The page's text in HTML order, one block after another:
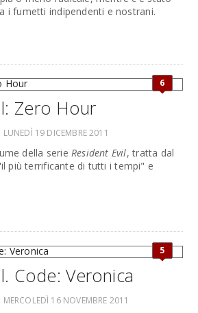
i fumetti indipendenti e nostrani.
6
Zero Hour
LUNEDÌ 19 DICEMBRE 2011
della serie Resident Evil, tratta dal
più terrificante di tutti i tempi" e
5
Code: Veronica
MERCOLEDÌ 16 NOVEMBRE 2011